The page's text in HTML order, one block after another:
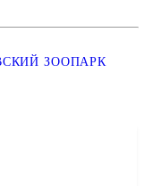
ЗООПАРК